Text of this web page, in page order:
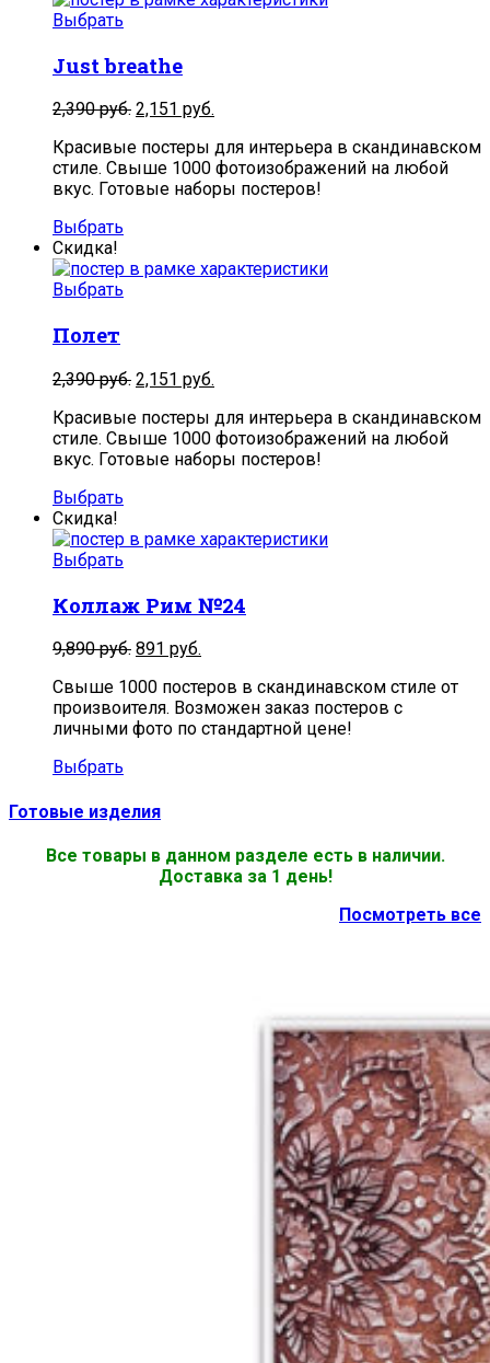
Выбрать
Just breathe
2,390руб. 2,151 руб.
Красивые постеры для интерьера в скандинавском
стиле. Свыше 1000 фотоизображений на любой
вкус. Готовые наборы постеров!
Выбрать
Скидка!
Выбрать
Полет
2,390руб. 2,151 руб.
Красивые постеры для интерьера в скандинавском
стиле. Свыше 1000 фотоизображений на любой
вкус. Готовые наборы постеров!
Выбрать
Скидка!
Выбрать
Коллаж Рим №24
9,890руб. 891 руб.
Свыше 1000 постеров в скандинавском стиле от
произвоителя. Возможен заказ постеров с
личными фото по стандартной цене!
Выбрать
Готовые изделия
Все товары в данном разделе есть в наличии.
Доставка за 1 день!
Посмотреть все